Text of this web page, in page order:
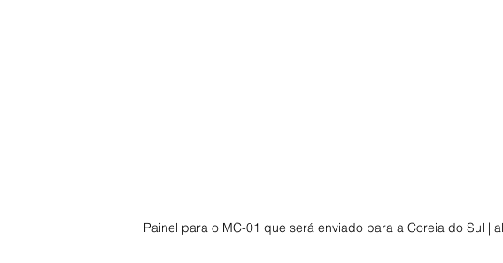
Painel para o MC-01 que será enviado para a Coreia do Sul |